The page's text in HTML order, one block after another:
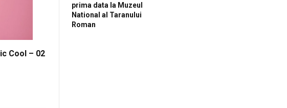
Cool – 02
prima data la Muzeul
National al Taranului
Roman